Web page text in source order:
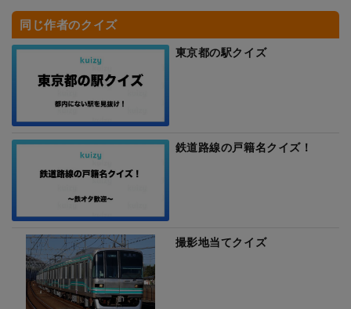
同じ作者のクイズ
東京都の駅クイズ
鉄道路線の戸籍名クイズ！
撮影地当てクイズ